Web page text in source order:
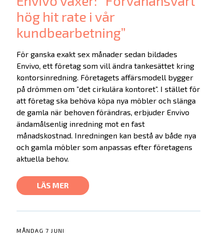
Alumner
Investera
SKAPA-priset
Nyheter
Kontakta oss
In English
hög hit rate i vår
kundbearbetning”
För ganska exakt sex månader sedan bildades
Envivo, ett företag som vill ändra tankesättet kring
kontorsinredning. Företagets affärsmodell bygger
på drömmen om ”det cirkulära kontoret”. I stället för
att företag ska behöva köpa nya möbler och slänga
de gamla när behoven förändras, erbjuder Envivo
ändamålsenlig inredning mot en fast
månadskostnad. Inredningen kan bestå av både nya
och gamla möbler som anpassas efter företagens
aktuella behov.
LÄS MER
MÅNDAG 7 JUNI